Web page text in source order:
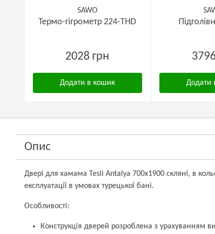
SAWO
Термо-гігрометр 224-THD
2028 грн
Додати в кошик Додати
Опис
Двері для хамама Tesli Antalya 700х1900 скляні, в
експлуатації в умовах турецької бані.
Особливості:
Конструкція дверей розроблена з урахуванням